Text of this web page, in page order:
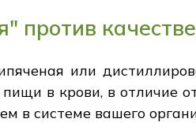
против
или
в крови, в отличие
в системе вашего